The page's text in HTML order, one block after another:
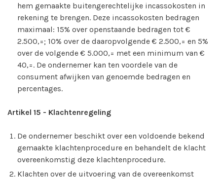
hem gemaakte buitengerechtelijke incassokosten in
rekening te brengen. Deze incassokosten bedragen
maximaal: 15% over openstaande bedragen tot €
2.500,=; 10% over de daaropvolgende € 2.500,= en 5%
over de volgende € 5.000,= met een minimum van €
40,=. De ondernemer kan ten voordele van de
consument afwijken van genoemde bedragen en
percentages.
Artikel 15 - Klachtenregeling
De ondernemer beschikt over een voldoende bekend
gemaakte klachtenprocedure en behandelt de klacht
overeenkomstig deze klachtenprocedure.
Klachten over de uitvoering van de overeenkomst